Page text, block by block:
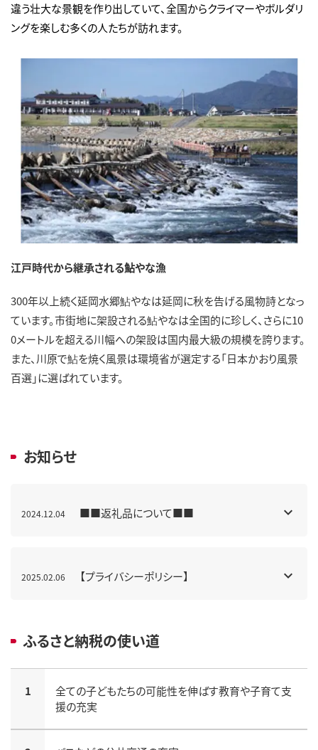
違う壮大な景観を作り出していて、全国からクライマーやボルダリ
ングを楽しむ多くの人たちが訪れます。
江戸時代から継承される鮎やな漁
300年以上続く延岡水郷鮎やなは延岡に秋を告げる風物詩となっ
ています。市街地に架設される鮎やなは全国的に珍しく、さらに10
0メートルを超える川幅への架設は国内最大級の規模を誇ります。
また、川原で鮎を焼く風景は環境省が選定する「日本かおり風景
百選」に選ばれています。
お知らせ
2024.12.04 ■■返礼品について■■
2025.02.06 【プライバシーポリシー】
ふるさと納税の使い道
1
全ての子どもたちの可能性を伸ばす教育や子育て支
援の充実